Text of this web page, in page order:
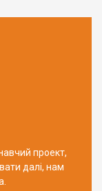
проект,
далі, нам